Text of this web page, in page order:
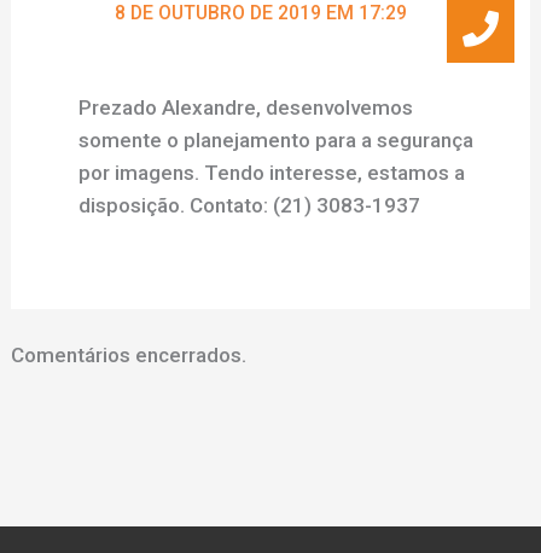
8 DE OUTUBRO DE 2019 EM 17:29
Prezado Alexandre, desenvolvemos
somente o planejamento para a segurança
por imagens. Tendo interesse, estamos a
disposição. Contato: (21) 3083-1937
Comentários encerrados.